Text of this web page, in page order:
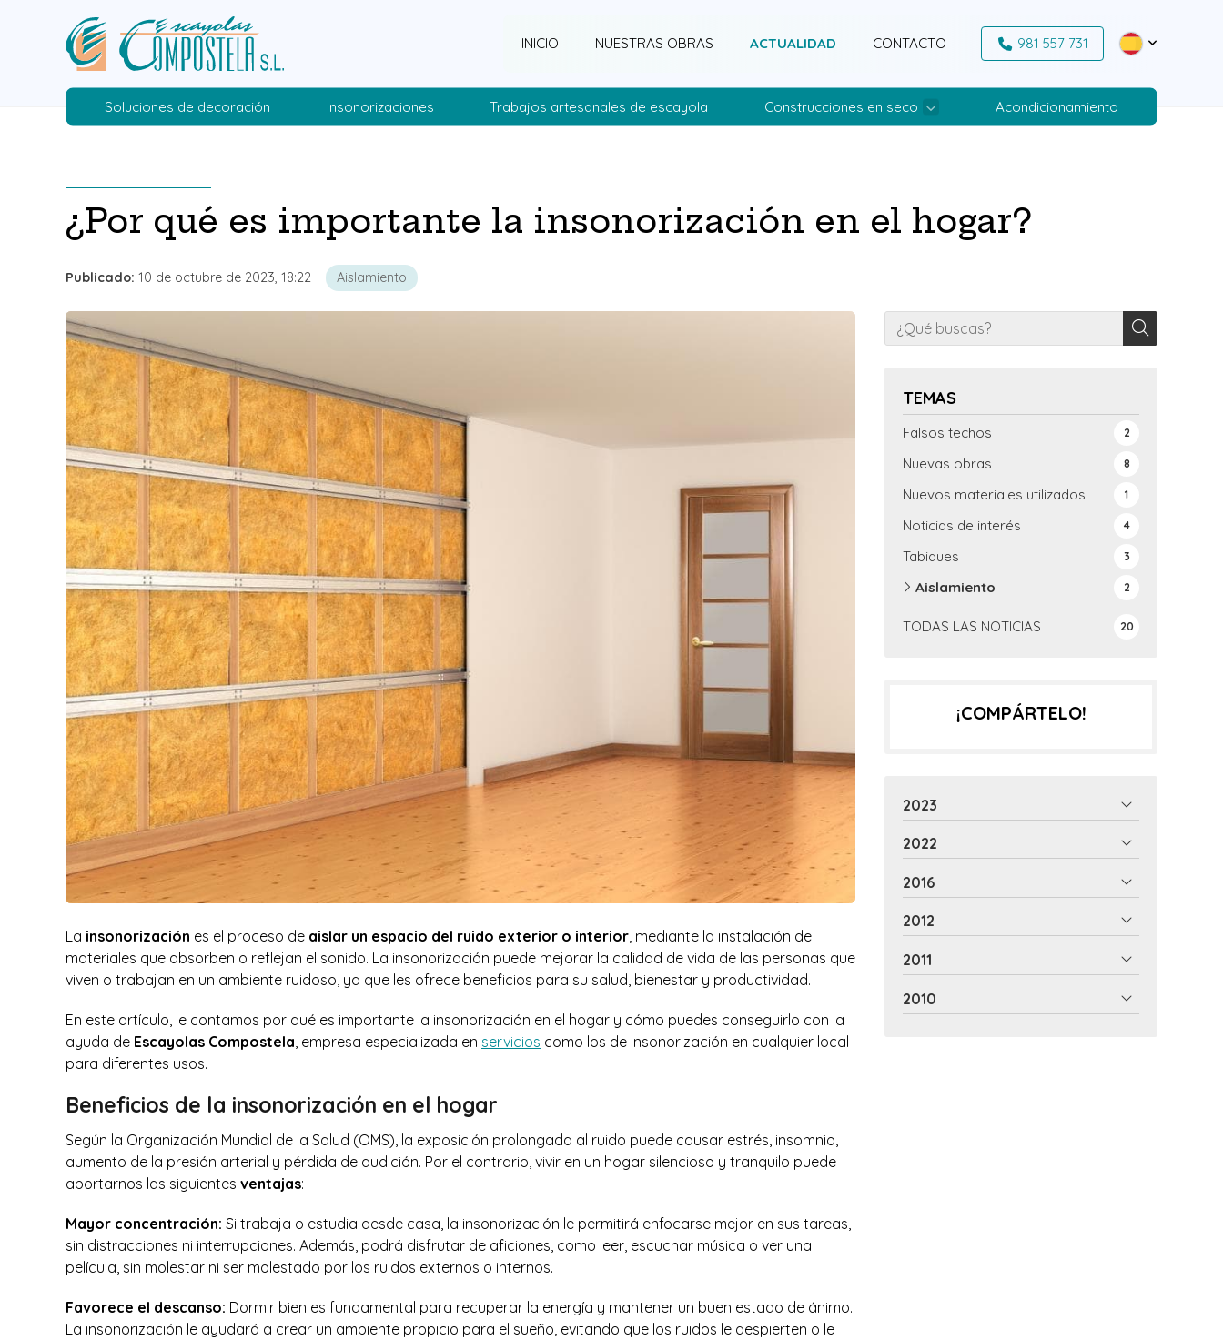
INICIO NUESTRAS OBRAS ACTUALIDAD CONTACTO 981 557 731
Soluciones de decoración Insonorizaciones Trabajos artesanales de escayola Construcciones en seco Acondicionamiento
¿Por qué es importante la insonorización en el hogar?
Publicado: 10 de octubre de 2023, 18:22 Aislamiento
TEMAS
TODAS LAS NOTICIAS 20
Falsos techos 2
Nuevas obras 8
Nuevos materiales utilizados 1
Noticias de interés 4
Tabiques 3
Aislamiento 2
La insonorización es el proceso de aislar un espacio del ruido exterior o interior, mediante la instalación de
materiales que absorben o reflejan el sonido. La insonorización puede mejorar la calidad de vida de las personas que
viven o trabajan en un ambiente ruidoso, ya que les ofrece beneficios para su salud, bienestar y productividad.
En este artículo, le contamos por qué es importante la insonorización en el hogar y cómo puedes conseguirlo con la
ayuda de Escayolas Compostela, empresa especializada en servicios como los de insonorización en cualquier local
para diferentes usos.
Beneficios de la insonorización en el hogar
Según la Organización Mundial de la Salud (OMS), la exposición prolongada al ruido puede causar estrés, insomnio,
aumento de la presión arterial y pérdida de audición. Por el contrario, vivir en un hogar silencioso y tranquilo puede
aportarnos las siguientes ventajas:
Mayor concentración: Si trabaja o estudia desde casa, la insonorización le permitirá enfocarse mejor en sus tareas,
sin distracciones ni interrupciones. Además, podrá disfrutar de aficiones, como leer, escuchar música o ver una
película, sin molestar ni ser molestado por los ruidos externos o internos.
Favorece el descanso: Dormir bien es fundamental para recuperar la energía y mantener un buen estado de ánimo.
La insonorización le ayudará a crear un ambiente propicio para el sueño, evitando que los ruidos le despierten o le
¡COMPÁRTELO!
2023
2022
2016
2012
2011
2010